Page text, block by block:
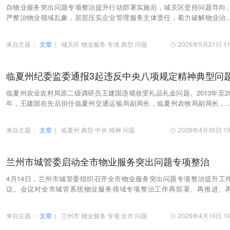
自物业服务突出问题专项整治提升行动部署实施后，城关区坚持问题导向
严整治物业领域乱象，层层压实企业管理服务主体责任，着力破解物业治
来自主题： 文章 | 城关区 物业服务 专项 典型 问题 2026年5月21日
临夏州纪委监委通报3起违反中央八项规定精神典型问
临夏州农业农村局原二级调研员王建国违规收受礼品礼金问题。2013年至
年，王建国在先后担任临夏州交通运输局副局长，临夏州农牧局副局长，
来自主题： 文章 | 临夏州 典型 中央 精神 问题 2026年4月30日
兰州市城管委启动全市物业服务突出问题专项整治
4月14日，兰州市城管委组织召开全市物业服务突出问题专项整治提升工
议。会议对全市城管系统物业服务领域专项整治工作再部署、再推进、
来自主题： 文章 | 兰州市物业服务 专项 全市 问题 2026年4月16日